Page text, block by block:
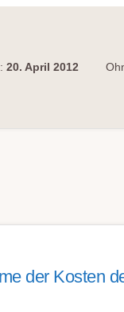
20. April 2012
der Kosten